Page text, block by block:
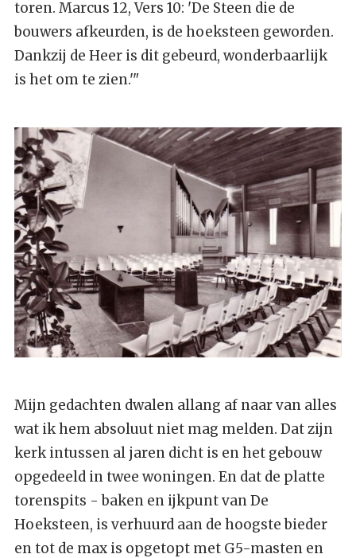
toren. Marcus 12, Vers 10: 'De Steen die de
bouwers afkeurden, is de hoeksteen geworden.
Dankzij de Heer is dit gebeurd, wonderbaarlijk
is het om te zien.'"
Mijn gedachten dwalen allang af naar van alles
wat ik hem absoluut niet mag melden. Dat zijn
kerk intussen al jaren dicht is en het gebouw
opgedeeld in twee woningen. En dat de platte
torenspits - baken en ijkpunt van De
Hoeksteen, is verhuurd aan de hoogste bieder
en tot de max is opgetopt met G5-masten en